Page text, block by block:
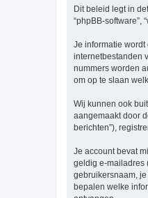
Dit beleid legt in
“phpBB-software”,
Je informatie
internetbestanden
nummers worden
om op te slaan
Wij kunnen ook
aangemaakt door
berichten”),
Je account bevat
geldig e-mailadres
gebruikersnaam,
bepalen welke